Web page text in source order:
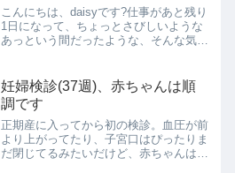
こんにちは、daisyです?仕事があと残り
1日になって、ちょっとさびしいような
あっという間だったような、そんな気持
っていう方が、しっくりくるかな?今日
は、最終出勤日に、...
妊婦検診(37週)、赤ちゃんは順
調です
正期産に入ってから初の検診。血圧が前
より上がってたり、子宮口はぴったりま
だ閉じてるみたいだけど、赤ちゃんは順